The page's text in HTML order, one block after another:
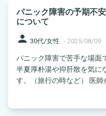
パニック障害の予期不
について
person 30代/女性 - 2025/08/09
パニック障害で苦手な場面
半夏厚朴湯や抑肝散を気に
す。（旅行